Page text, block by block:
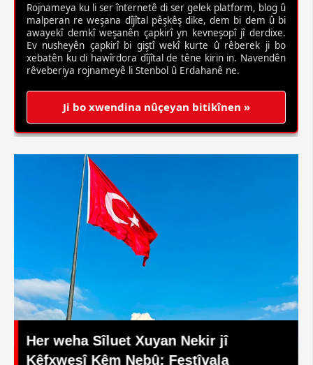
Rojnameya ku li ser înternetê di ser gelek platform, blog û
malperan re weşana dîjîtal pêşkêş dike, dem bi dem û bi
awayekî demkî weşanên çapkirî yn kevneşopî jî derdixe.
Ev nusheyên çapkirî bi giştî wekî kurte û rêberek ji bo
xebatên ku di hawîrdora dîjîtal de têne kirin in. Navendên
rêveberiya rojnameyê li Stenbol û Erdahanê ne.
Ji bo xwendina nûçeyan bitikînen »
Li Erdexanê Heyecana Festîvala